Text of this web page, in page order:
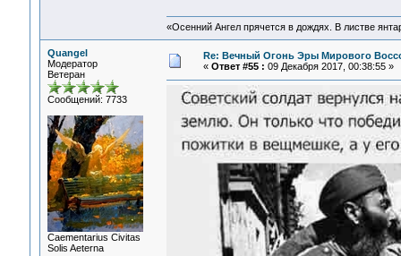
«Осенний Ангел прячется в дождях. В листве
Quangel
Модератор
Ветеран
Сообщений: 7733
Сaementarius Civitas
Solis Aeterna
Re: Вечный Огонь Эры Мирового
« Ответ #55 : 09 Декабря 2017, 00:38:55 »